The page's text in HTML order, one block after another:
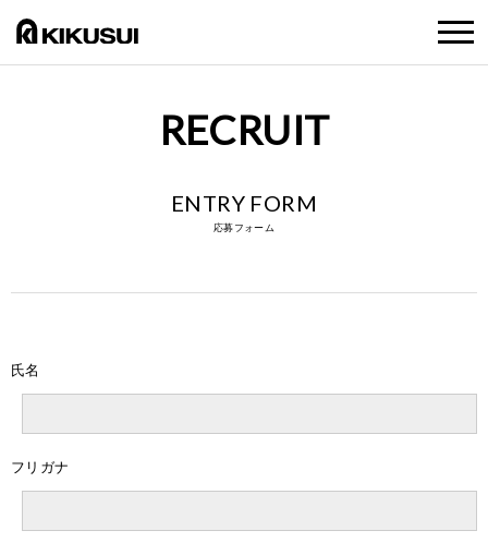
RECRUIT
ENTRY FORM
応募フォーム
氏名
フリガナ